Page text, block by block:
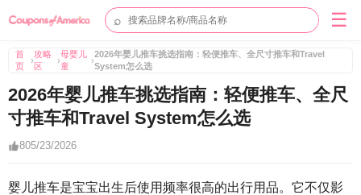
⌕ ☰
首
页
›
攻略
区
›
母婴儿
童
›
2026年婴儿推车挑选指南：轻便推车、全尺寸推车和Travel
System怎么选
2026年婴儿推车挑选指南：轻便推车、全尺
寸推车和Travel System怎么选
805/23/2026
婴儿推车是宝宝出生后使用频率很高的出行用品。它不仅影